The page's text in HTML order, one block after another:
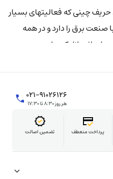
چینی که فعالیتهای بسیار
صنعت برق را دارد و در همه
روانه بازار کرده است
۰۲۱-۹۱۰۲۶۱۲۶
هر روز ۸:۳۰ تا ۱۷:۳۰
تضمین اصالت پرداخت منعطف